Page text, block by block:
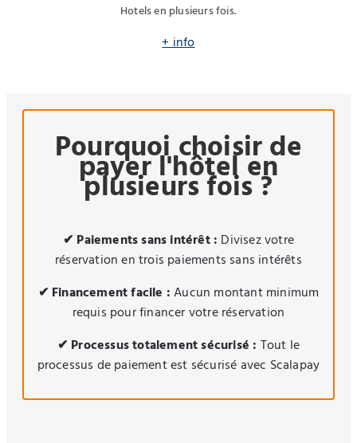
Hotels en plusieurs fois.
+ info
Pourquoi choisir de
payer l'hôtel en
plusieurs fois ?
✔ Paiements sans intérêt : Divisez votre
réservation en trois paiements sans intérêts
✔ Financement facile :Aucun montant minimum
requis pour financer votre réservation
✔ Processus totalement sécurisé : Tout le
processus de paiement est sécurisé avec Scalapay